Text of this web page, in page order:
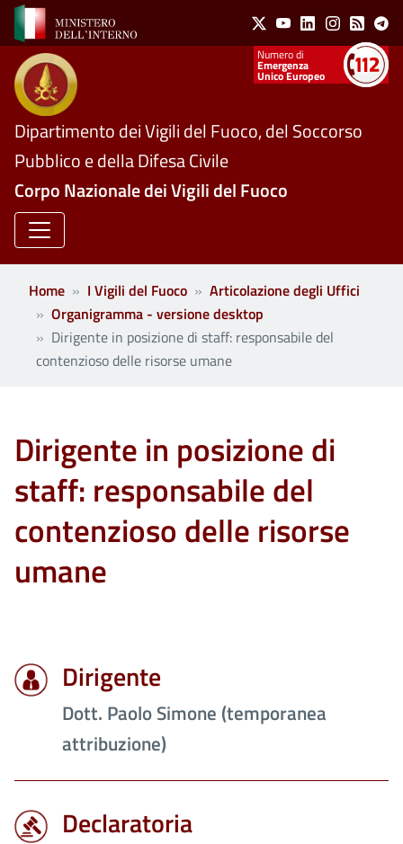
Salta al contenuto principale Social Menu
X YoutubeLinkedinInstagram
Feed
Numeri utili
Emergenza
Unico Europeo
Dipartimento dei Vigili del Fuoco, del Soccorso
Pubblico e della Difesa Civile
Corpo Nazionale dei Vigili del Fuoco
Home I Vigili del Fuoco
Articolazione degli Uffici
Organigramma - versione desktop
Dirigente in posizione di staff: responsabile del
contenzioso delle risorse umane
Dirigente in posizione di
staff: responsabile del
contenzioso delle risorse
umane
Dirigente
Dott. Paolo Simone (temporanea
attribuzione)
Declaratoria